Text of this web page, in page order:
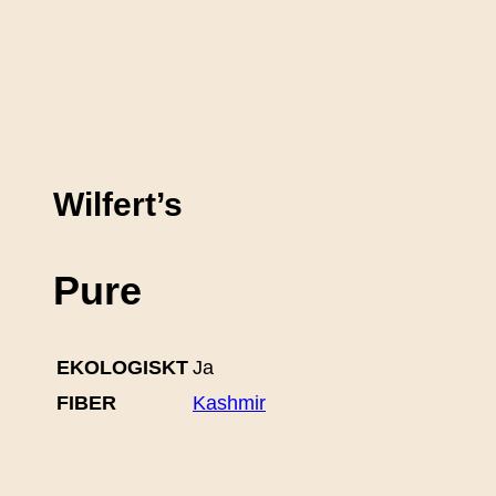
Wilfert’s
Pure
EKOLOGISKT Ja
FIBER
Kashmir